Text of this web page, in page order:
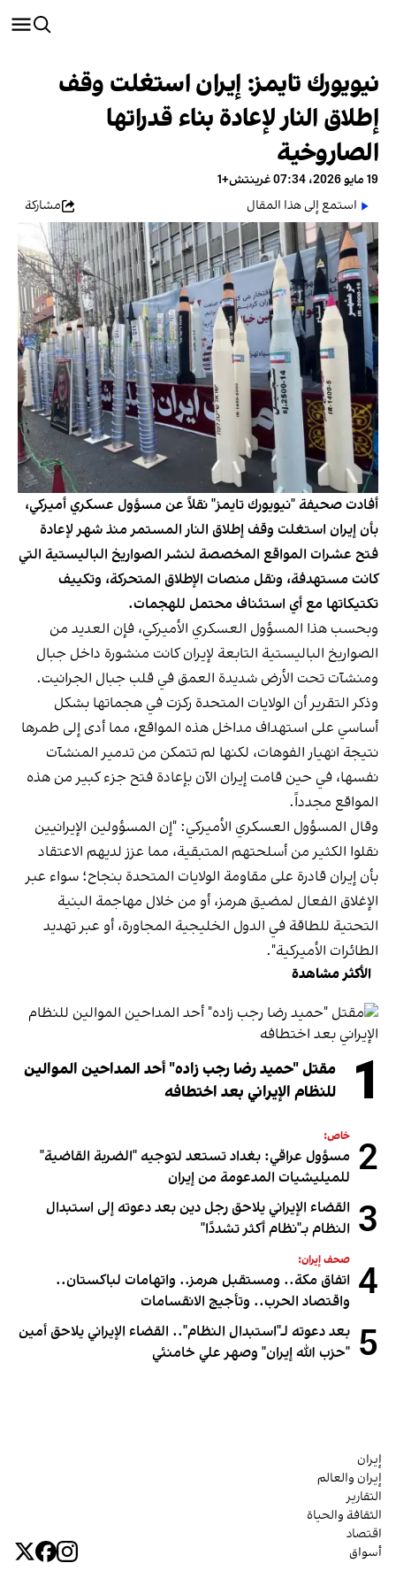
نيويورك تايمز: إيران استغلت وقف
إطلاق النار لإعادة بناء قدراتها
الصاروخية
19 مايو 2026، 07:34 غرينتش+1
استمع إلى هذا المقال
مشاركة
أفادت صحيفة "نيويورك تايمز" نقلاً عن مسؤول عسكري أميركي،
بأن إيران استغلت وقف إطلاق النار المستمر منذ شهر لإعادة
فتح عشرات المواقع المخصصة لنشر الصواريخ الباليستية التي
كانت مستهدفة، ونقل منصات الإطلاق المتحركة، وتكييف
تكتيكاتها مع أي استئناف محتمل للهجمات.
وبحسب هذا المسؤول العسكري الأميركي، فإن العديد من
الصواريخ الباليستية التابعة لإيران كانت منشورة داخل جبال
ومنشآت تحت الأرض شديدة العمق في قلب جبال الجرانيت.
وذكر التقرير أن الولايات المتحدة ركزت في هجماتها بشكل
أساسي على استهداف مداخل هذه المواقع، مما أدى إلى طمرها
نتيجة انهيار الفوهات، لكنها لم تتمكن من تدمير المنشآت
نفسها، في حين قامت إيران الآن بإعادة فتح جزء كبير من هذه
المواقع مجدداً.
وقال المسؤول العسكري الأميركي: "إن المسؤولين الإيرانيين
نقلوا الكثير من أسلحتهم المتبقية، مما عزز لديهم الاعتقاد
بأن إيران قادرة على مقاومة الولايات المتحدة بنجاح؛ سواء عبر
الإغلاق الفعال لمضيق هرمز، أو من خلال مهاجمة البنية
التحتية للطاقة في الدول الخليجية المجاورة، أو عبر تهديد
الطائرات الأميركية".
الأكثر مشاهدة
1
مقتل "حميد رضا رجب زاده" أحد المداحين الموالين
للنظام الإيراني بعد اختطافه
2 خاص:
مسؤول عراقي: بغداد تستعد لتوجيه "الضربة القاضية"
للميليشيات المدعومة من إيران
3 القضاء الإيراني يلاحق رجل دين بعد دعوته إلى استبدال
النظام بـ"نظام أكثر تشددًا"
4 صحف إيران:
اتفاق مكة.. ومستقبل هرمز.. واتهامات لباكستان..
واقتصاد الحرب.. وتأجيج الانقسامات
5 بعد دعوته لـ"استبدال النظام".. القضاء الإيراني يلاحق أمين
"حزب الله إيران" وصهر علي خامنئي
إيران
إيران والعالم
التقارير
الثقافة والحياة
اقتصاد
أسواق